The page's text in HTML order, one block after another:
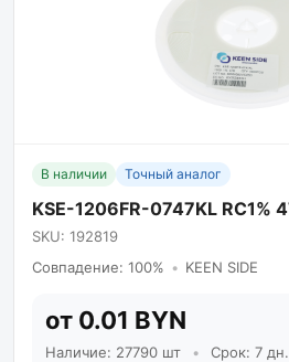
В наличии Точный аналог
KSE-1206FR-0747KL RC1%
SKU: 192819
Совпадение: 100% • KEEN SIDE
от 0.01 BYN
Наличие: 27790 шт • Срок: 7 дн.